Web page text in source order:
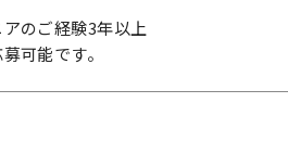
のご経験3年以上
可能です。